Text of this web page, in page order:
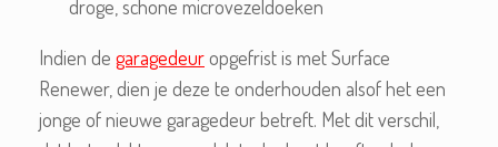
droge, schone microvezeldoeken
Indien de garagedeuropgefrist is met Surface
Renewer, dien je deze te onderhouden alsof het een
jonge of nieuwe garagedeur betreft. Met dit verschil,